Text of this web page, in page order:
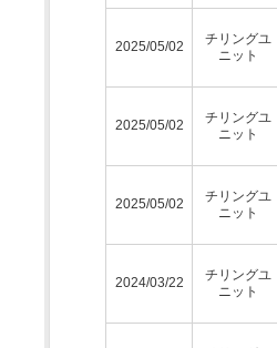
2025/05/02
チリングユ
ニット
2025/05/02
チリングユ
ニット
2025/05/02
チリングユ
ニット
2024/03/22
チリングユ
ニット